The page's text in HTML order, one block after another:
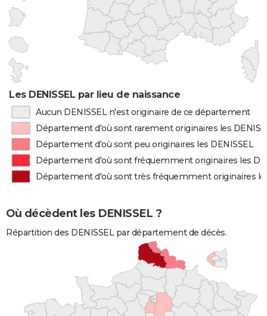
Les DENISSEL par lieu de naissance
Aucun DENISSEL n'est originaire de ce département
Département d'où sont rarement originaires les
Département d'où sont peu originaires les DENISSEL
Département d'où sont fréquemment originaires les
Département d'où sont très fréquemment originaires
Où décèdent les DENISSEL ?
Répartition des DENISSEL par département de décès.